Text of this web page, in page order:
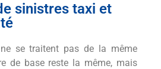
sinistres taxi et
se traitent pas de la même
de base reste la même, mais